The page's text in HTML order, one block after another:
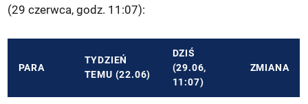
(29 czerwca, godz. 11:07):
PARA
TYDZIEŃ
TEMU (22.06)
DZIŚ
(29.06,
11:07)
ZMIANA